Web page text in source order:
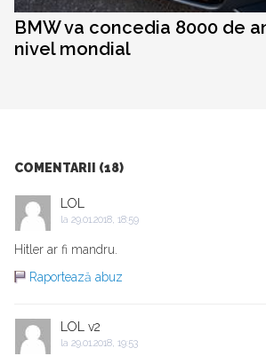
BMW va concedia 8000 de
nivel mondial
COMENTARII (18)
LOL
la 29.01.2018, 18:59
Hitler ar fi mandru.
Raportează abuz
LOL v2
la 29.01.2018, 19:53